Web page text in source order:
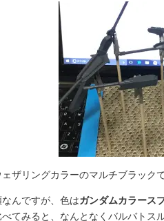
ザリングカラーのマルチブラック
んですが、色はガンダムカラース
てみると、なんとなくバルバトス